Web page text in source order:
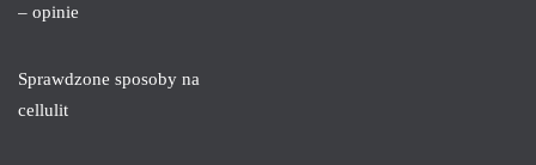
– opinie
Sprawdzone sposoby na
cellulit